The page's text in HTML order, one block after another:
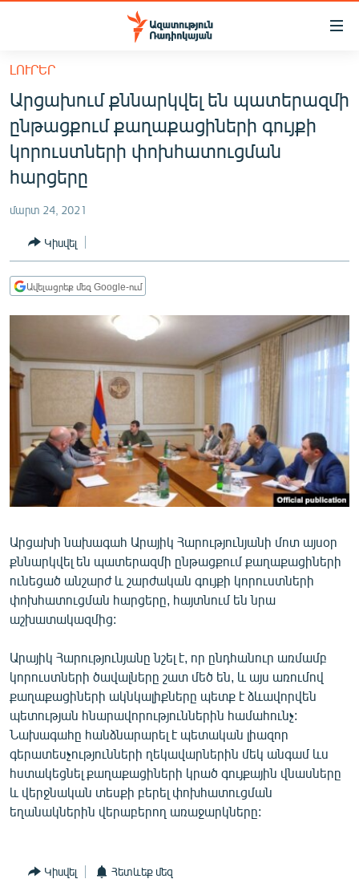
Մատչելիության
հիմնական
բովանդակությանը
Անցնել
հիմնական
մենյուին
Որոնում
ՀԱՅԱՍՏԱՆ
ՔԱՂԱՔԱԿԱՆ
ԸՆՏՐՈՒԹՅՈՒՆՆԵՐ 2026
ՏՆՏԵՍՈՒԹՅՈՒՆ
ՂԱՐԱԲԱՂ
ՊԱՏԵՐԱԶՄԻ 6 ՇԱԲԱԹՆԵՐԸ
ՏԱՐԱԾԱՇՐՋԱՆ
ՄԻՋԱԶԳԱՅԻՆ
ՍՊՈՐՏ
ՄԵԿՆԱԲԱՆՈՒԹՅՈՒՆ
ՏՏ ԵՒ ԻՆՏԵՐՆԵՏ
ԱՐԽԻՎ
ՏԵՍԱՆՅՈՒԹԵՐ
ԲԱՆԱՎԵՃ
ՓՈԴՔԱՍԹ
Հայերեն
English
Русский
ՀԵՏԵՎԵՔ ՄԵԶ
ԼՈՒՐԵՐ
Արցախում քննարկվել են պատերազմի
ընթացքում քաղաքացիների գույքի
կորուստների փոխհատուցման
հարցերը
մարտ 24, 2021
Կիսվել
Ավելացրեք մեզ Google-ում
Արցախի նախագահ Արայիկ Հարությունյանի մոտ այսօր
քննարկվել են պատերազմի ընթացքում քաղաքացիների
ունեցած անշարժ և շարժական գույքի կորուստների
փոխհատուցման հարցերը, հայտնում են նրա
աշխատակազմից:
Արայիկ Հարությունյանը նշել է, որ ընդհանուր առմամբ
կորուստների ծավալները շատ մեծ են, և այս առումով
քաղաքացիների ակնկալիքները պետք է ձևավորվեն
պետության հնարավորություններին­ համահունչ:
Նախագահը հանձնարարել է պետական լիազոր
գերատեսչությունների ղեկավարներին մեկ անգամ ևս
հստակեցնել քաղաքացիների կրած գույքային վնասները
և վերջնական տեսքի բերել փոխհատուցման
եղանակներին վերաբերող առաջարկները:
Կիսվել Հետևեք մեզ